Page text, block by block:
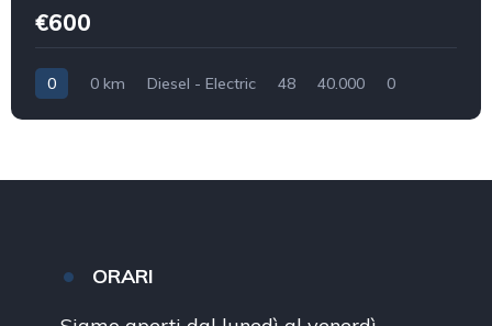
€600
0 0 km Diesel - Electric 48 40.000 0
ORARI